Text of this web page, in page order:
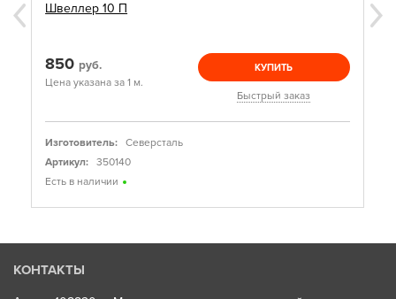
Швеллер 10 П
850 руб.
Цена указана за 1 м.
КУПИТЬ
Быстрый заказ
Изготовитель:
Северсталь
Артикул:
350140
Есть в наличии
КОНТАКТЫ